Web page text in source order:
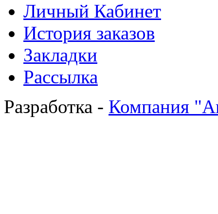
Личный Кабинет
История заказов
Закладки
Рассылка
Разработка - Компания